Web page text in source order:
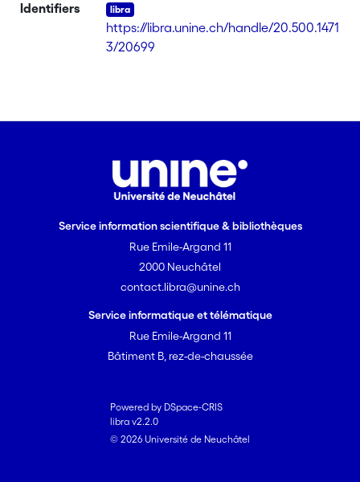
Identifiers
https://libra.unine.ch/handle/20.500.1471
3/20699
Service information scientifique & bibliothèques
Rue Emile-Argand 11
2000 Neuchâtel
contact.libra@unine.ch
Service informatique et télématique
Rue Emile-Argand 11
Bâtiment B, rez-de-chaussée
Powered by DSpace-CRIS
libra v2.2.0
© 2026 Université de Neuchâtel